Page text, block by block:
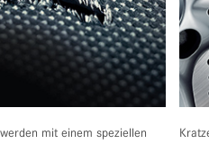
mit einem speziellen